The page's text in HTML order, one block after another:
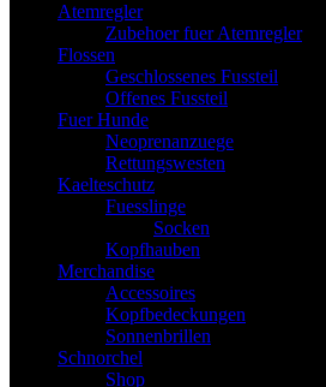
Atemregler
Zubehoer fuer Atemregler
Flossen
Geschlossenes Fussteil
Offenes Fussteil
Fuer Hunde
Neoprenanzuege
Rettungswesten
Kaelteschutz
Fuesslinge
Socken
Kopfhauben
Merchandise
Accessoires
Kopfbedeckungen
Sonnenbrillen
Schnorchel
Shop